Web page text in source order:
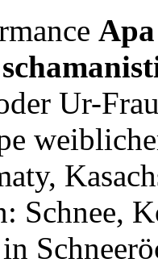
Ur-
Schnee,